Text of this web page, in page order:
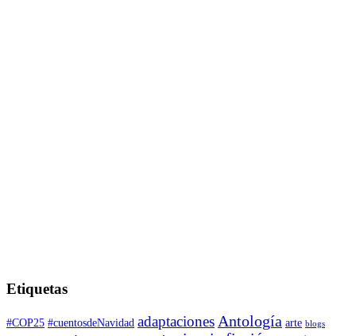
Etiquetas
#COP25 #cuentosdeNavidad adaptaciones Antología arte blogs